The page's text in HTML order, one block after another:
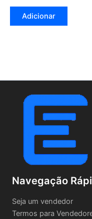
Adicionar
Navegação
Seja um vendedor
Termos para